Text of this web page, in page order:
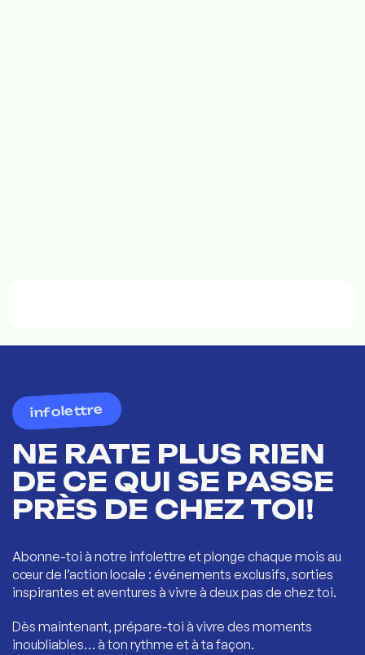
infolettre
NE RATE PLUS RIEN
DE CE QUI SE PASSE
PRÈS DE CHEZ TOI!
Abonne-toi à notre infolettre et plonge chaque mois au
cœur de l’action locale : événements exclusifs, sorties
inspirantes et aventures à vivre à deux pas de chez toi.
Dès maintenant, prépare-toi à vivre des moments
inoubliables… à ton rythme et à ta façon.